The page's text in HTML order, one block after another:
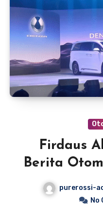
Firdaus
Berita
Terkini
purerossi-
No